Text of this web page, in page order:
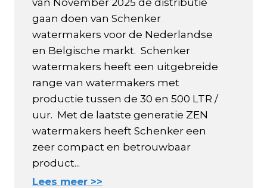
van November 2025 de distributie
gaan doen van Schenker
watermakers voor de Nederlandse
en Belgische markt. Schenker
watermakers heeft een uitgebreide
range van watermakers met
productie tussen de 30 en 500 LTR /
uur. Met de laatste generatie ZEN
watermakers heeft Schenker een
zeer compact en betrouwbaar
product...
Lees meer >>